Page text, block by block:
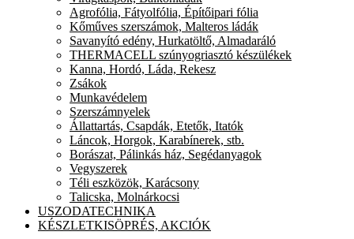
Agrofólia, Fátyolfólia, Építőipari fólia
Kőműves szerszámok, Malteros ládák
Savanyító edény, Hurkatöltő, Almadaráló
THERMACELL szúnyogriasztó készülékek
Kanna, Hordó, Láda, Rekesz
Zsákok
Munkavédelem
Szerszámnyelek
Állattartás, Csapdák, Etetők, Itatók
Láncok, Horgok, Karabínerek, stb.
Borászat, Pálinkás ház, Segédanyagok
Vegyszerek
Téli eszközök, Karácsony
Talicska, Molnárkocsi
USZODATECHNIKA
KÉSZLETKISÖPRÉS, AKCIÓK